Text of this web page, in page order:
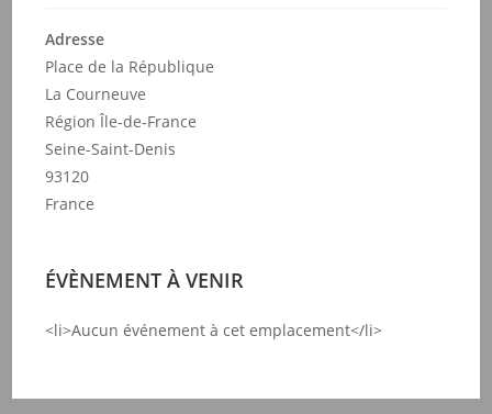
Adresse
Place de la République
La Courneuve
Région Île-de-France
Seine-Saint-Denis
93120
France
ÉVÈNEMENT À VENIR
<li>Aucun événement à cet emplacement</li>